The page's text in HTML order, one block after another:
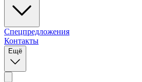
Спецпредложения
Контакты
Ещё